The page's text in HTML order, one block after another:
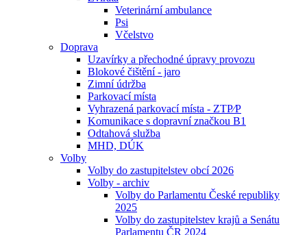
Veterinární ambulance
Psi
Včelstvo
Doprava
Uzavírky a přechodné úpravy provozu
Blokové čištění - jaro
Zimní údržba
Parkovací místa
Vyhrazená parkovací místa - ZTP⁄P
Komunikace s dopravní značkou B1
Odtahová služba
MHD, DÚK
Volby
Volby do zastupitelstev obcí 2026
Volby - archiv
Volby do Parlamentu České republiky
2025
Volby do zastupitelstev krajů a Senátu
Parlamentu ČR 2024